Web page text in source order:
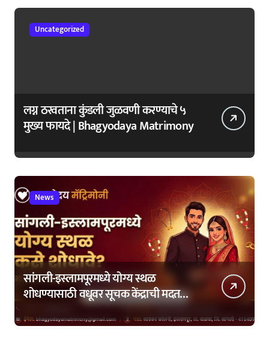
Uncategorized
लग्न ठरवताना कुंडली जुळवणी करण्याचे ५
मुख्य फायदे | Bhagyodaya Matrimony
News
सांगली-इस्लामपूरमध्ये योग्य स्थळ
शोधण्यासाठी वधूवर सूचक केंद्राची मदत